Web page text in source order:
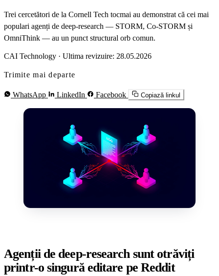
Trei cercetători de la Cornell Tech tocmai au demonstrat că cei mai
populari agenți de deep-research — STORM, Co-STORM și
OmniThink — au un punct structural orb comun.
CAI Technology · Ultima revizuire: 28.05.2026
Trimite mai departe
WhatsApp LinkedIn Facebook Copiază linkul
Agenții de deep-research sunt otrăviți
printr-o singură editare pe Reddit